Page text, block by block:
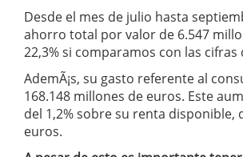
Desde el mes de julio hasta
ahorro total por valor de 6.547
22,3% si comparamos con las
AdemÃ¡s, su gasto referente al
168.148 millones de euros. Este
del 1,2% sobre su renta disponible,
euros.